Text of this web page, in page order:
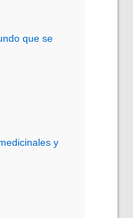
que se
y